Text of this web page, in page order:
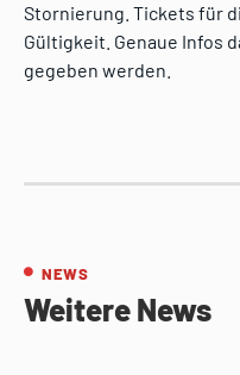
Stornierung. Tickets für
Gültigkeit. Genaue Infos
gegeben werden.
NEWS
Weitere News